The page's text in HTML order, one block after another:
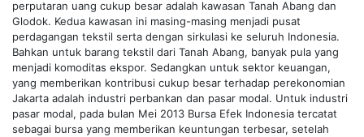
perputaran uang cukup besar adalah kawasan Tanah Abang dan
Glodok. Kedua kawasan ini masing-masing menjadi pusat
perdagangan tekstil serta dengan sirkulasi ke seluruh Indonesia.
Bahkan untuk barang tekstil dari Tanah Abang, banyak pula yang
menjadi komoditas ekspor. Sedangkan untuk sektor keuangan,
yang memberikan kontribusi cukup besar terhadap perekonomian
Jakarta adalah industri perbankan dan pasar modal. Untuk industri
pasar modal, pada bulan Mei 2013 Bursa Efek Indonesia tercatat
sebagai bursa yang memberikan keuntungan terbesar, setelah